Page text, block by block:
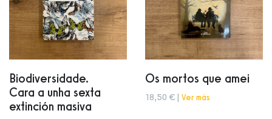
Biodiversidade.
Cara a unha sexta
extinción masiva
Os mortos que amei
18,50 € | Ver más